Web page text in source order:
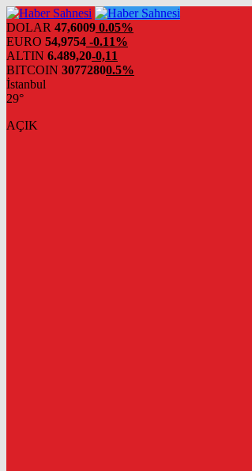
DOLAR 47,6009 0.05%
EURO 54,9754 -0.11%
ALTIN 6.489,20-0,11
BITCOIN 30772800.5%
İstanbul
29°
AÇIK